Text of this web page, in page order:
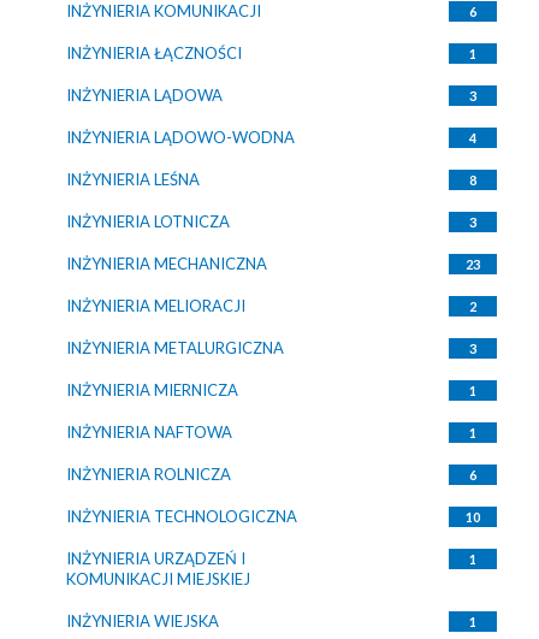
INŻYNIERIA KOMUNIKACJI 6
INŻYNIERIA ŁĄCZNOŚCI 1
INŻYNIERIA LĄDOWA 3
INŻYNIERIA LĄDOWO-WODNA 4
INŻYNIERIA LEŚNA 8
INŻYNIERIA LOTNICZA 3
INŻYNIERIA MECHANICZNA 23
INŻYNIERIA MELIORACJI 2
INŻYNIERIA METALURGICZNA 3
INŻYNIERIA MIERNICZA 1
INŻYNIERIA NAFTOWA 1
INŻYNIERIA ROLNICZA 6
INŻYNIERIA TECHNOLOGICZNA 10
INŻYNIERIA URZĄDZEŃ I
KOMUNIKACJI MIEJSKIEJ
1
INŻYNIERIA WIEJSKA 1